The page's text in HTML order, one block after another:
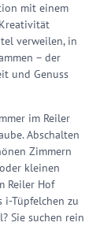
mit einem
verweilen, in
– der
und Genuss
im Reiler
Abschalten
Zimmern
kleinen
Reiler Hof
i-Tüpfelchen zu
Sie suchen rein